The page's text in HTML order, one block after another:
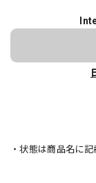
・状態は商品名に